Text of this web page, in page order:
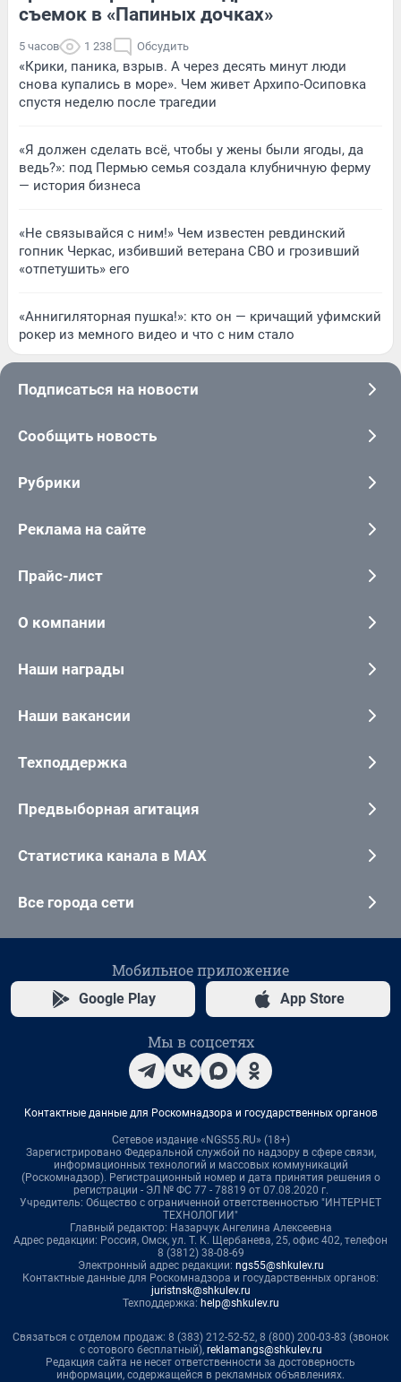
съемок в «Папиных дочках»
5 часов 1 238 Обсудить
«Крики, паника, взрыв. А через десять минут люди
снова купались в море». Чем живет Архипо-Осиповка
спустя неделю после трагедии
«Я должен сделать всё, чтобы у жены были ягоды, да
ведь?»: под Пермью семья создала клубничную ферму
— история бизнеса
«Не связывайся с ним!» Чем известен ревдинский
гопник Черкас, избивший ветерана СВО и грозивший
«отпетушить» его
«Аннигиляторная пушка!»: кто он — кричащий уфимский
рокер из мемного видео и что с ним стало
Подписаться на новости
Сообщить новость
Рубрики
Реклама на сайте
Прайс-лист
О компании
Наши награды
Наши вакансии
Техподдержка
Предвыборная агитация
Статистика канала в MAX
Все города сети
Мобильное приложение
Google Play App Store
Мы в соцсетях
Контактные данные для Роскомнадзора и государственных органов
Сетевое издание «NGS55.RU» (18+)
Зарегистрировано Федеральной службой по надзору в сфере связи,
информационных технологий и массовых коммуникаций
(Роскомнадзор). Регистрационный номер и дата принятия решения о
регистрации - ЭЛ № ФС 77 - 78819 от 07.08.2020 г.
Учредитель: Общество с ограниченной ответственностью "ИНТЕРНЕТ
ТЕХНОЛОГИИ"
Главный редактор: Назарчук Ангелина Алексеевна
Адрес редакции: Россия, Омск, ул. Т. К. Щербанева, 25, офис 402, телефон
8 (3812) 38-08-69
Электронный адрес редакции: ngs55@shkulev.ru
Контактные данные для Роскомнадзора и государственных органов:
juristnsk@shkulev.ru
Техподдержка: help@shkulev.ru
Связаться с отделом продаж: 8 (383) 212-52-52, 8 (800) 200-03-83 (звонок
с сотового бесплатный), reklamangs@shkulev.ru
Редакция сайта не несет ответственности за достоверность
информации, содержащейся в рекламных объявлениях.